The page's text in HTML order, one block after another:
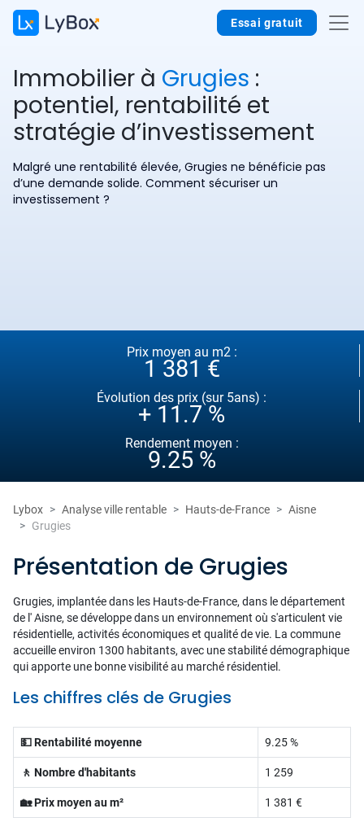
Essai gratuit
Immobilier à Grugies :
potentiel, rentabilité et
stratégie d’investissement
Malgré une rentabilité élevée, Grugies ne bénéficie pas
d’une demande solide. Comment sécuriser un
investissement ?
Prix moyen au m2 :
1 381 €
Évolution des prix (sur 5ans) :
+ 11.7 %
Rendement moyen :
9.25 %
Lybox Analyse ville rentable Hauts-de-France
Aisne
Grugies
Présentation de Grugies
Grugies, implantée dans les Hauts-de-France, dans le département
de l' Aisne, se développe dans un environnement où s'articulent vie
résidentielle, activités économiques et qualité de vie. La commune
accueille environ 1300 habitants, avec une stabilité démographique
qui apporte une bonne visibilité au marché résidentiel.
Les chiffres clés de Grugies
💵 Rentabilité moyenne 9.25 %
🚶 Nombre d'habitants 1 259
🏡 Prix moyen au m² 1 381 €